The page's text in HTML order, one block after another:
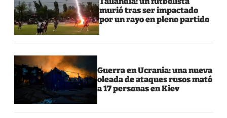
murió tras ser impactado
por un rayo en pleno partido
Guerra en Ucrania: una nueva
oleada de ataques rusos mató
a 17 personas en Kiev